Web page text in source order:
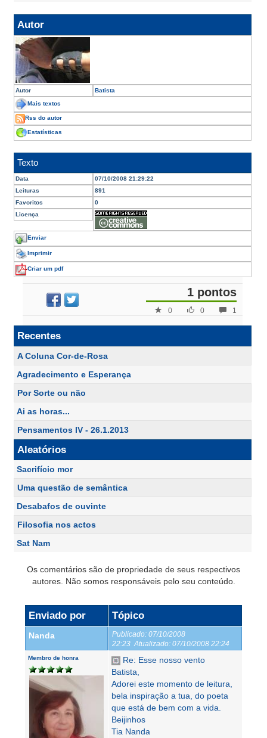
Autor
Autor Batista
Mais textos
Rss do autor
Estatísticas
Texto
Data
07/10/2008 21:29:22
Leituras
891
Favoritos
0
Licença
Enviar
Imprimir
Criar um pdf
1 pontos
1
0
0
Recentes
A Coluna Cor-de-Rosa
Agradecimento e Esperança
Por Sorte ou não
Ai as horas...
Pensamentos IV - 26.1.2013
Aleatórios
Sacrifício mor
Uma questão de semântica
Desabafos de ouvinte
Filosofia nos actos
Sat Nam
Os comentários são de propriedade de seus respectivos
autores. Não somos responsáveis pelo seu conteúdo.
Enviado por Tópico
Nanda Publicado: 07/10/2008
22:23 Atualizado: 07/10/2008 22:24
Membro de honra
Re: Esse nosso vento
Batista,
Adorei este momento de leitura,
bela inspiração a tua, do poeta
que está de bem com a vida.
Beijinhos
Tia Nanda